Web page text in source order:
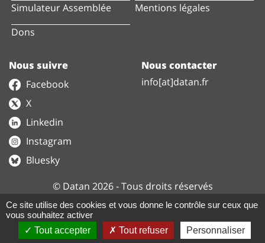
Simulateur Assemblée
Dons
Mentions légales
Nous suivre
Facebook
X
Linkedin
Instagram
Bluesky
Nous contacter
info[at]datan.fr
© Datan 2026 - Tous droits réservés
Nos données sont disponibles sur le site
data.gouv.fr
Ce site utilise des cookies et vous donne le contrôle sur ceux que
vous souhaitez activer
Tout accepter
Tout refuser
Personnaliser